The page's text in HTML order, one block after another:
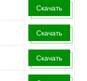
Скачать
Скачать
Скачать